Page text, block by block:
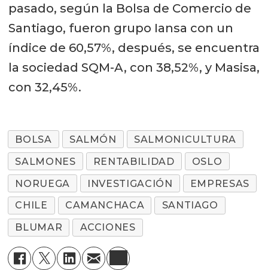
pasado, según la Bolsa de Comercio de
Santiago, fueron grupo Iansa con un
índice de 60,57%, después, se encuentra
la sociedad SQM-A, con 38,52%, y Masisa,
con 32,45%.
BOLSA SALMÓN
SALMONICULTURA
SALMONES
RENTABILIDAD
OSLO
NORUEGA
INVESTIGACIÓN
EMPRESAS
CHILE
CAMANCHACA
SANTIAGO
BLUMAR
ACCIONES